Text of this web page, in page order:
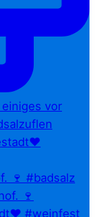
🍷 #badsalz